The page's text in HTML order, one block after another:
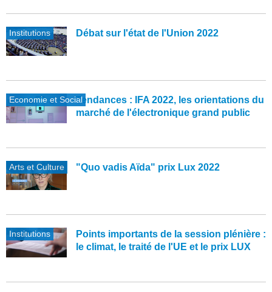
Institutions Débat sur l'état de l'Union 2022
Economie et SocialTendances : IFA 2022, les orientations du
marché de l'électronique grand public
Arts et Culture "Quo vadis Aïda" prix Lux 2022
Institutions
Points importants de la session plénière :
le climat, le traité de l'UE et le prix LUX